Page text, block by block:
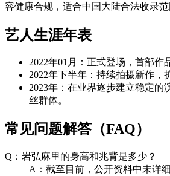
容健康合规，适合中国大陆合法收录范
艺人生涯年表
2022年01月：正式登场，首部作
2022年下半年：持续拍摄新作，
2023年：在业界逐步建立稳定的
丝群体。
常见问题解答（FAQ）
Q：岩弘麻里的身高和兆背是多少？
A：截至目前，公开资料中未详